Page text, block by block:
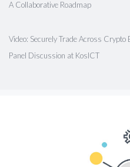
A Collaborative Roadmap
Video: Securely Trade Across Crypto
Panel Discussion at KosICT